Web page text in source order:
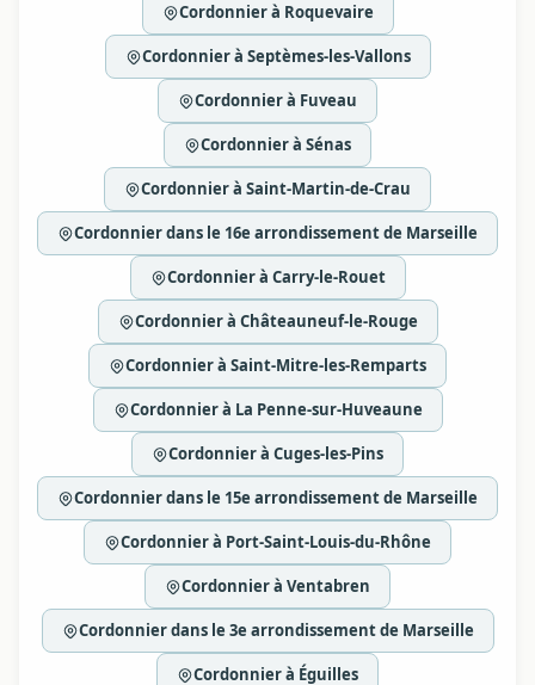
Cordonnier à Roquevaire
Cordonnier à Septèmes-les-Vallons
Cordonnier à Fuveau
Cordonnier à Sénas
Cordonnier à Saint-Martin-de-Crau
Cordonnier dans le 16e arrondissement de Marseille
Cordonnier à Carry-le-Rouet
Cordonnier à Châteauneuf-le-Rouge
Cordonnier à Saint-Mitre-les-Remparts
Cordonnier à La Penne-sur-Huveaune
Cordonnier à Cuges-les-Pins
Cordonnier dans le 15e arrondissement de Marseille
Cordonnier à Port-Saint-Louis-du-Rhône
Cordonnier à Ventabren
Cordonnier dans le 3e arrondissement de Marseille
Cordonnier à Éguilles